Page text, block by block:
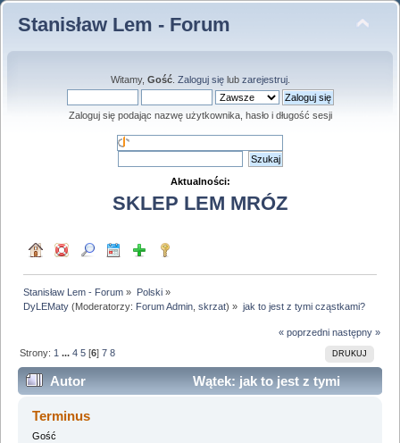
Stanisław Lem - Forum
Witamy, Gość. Zaloguj sięlub zarejestruj.
Zaloguj się podając nazwę użytkownika, hasło i długość sesji
Aktualności:
SKLEP LEM MRÓZ
Stanisław Lem - Forum » Polski»
DyLEMaty (Moderatorzy: Forum Admin ,skrzat) » jak to jest z tymi cząstkami?
« poprzedni następny »
DRUKUJ
Strony: 1 ...4 5 [6]7 8
Autor
Wątek: jak to jest z tymi
cząstkami? (Przeczytany 181603 razy)
Terminus
Gość